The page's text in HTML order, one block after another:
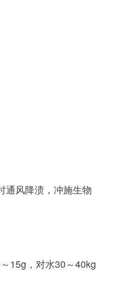
通风降渍，冲施生物
15g，对水30～40kg